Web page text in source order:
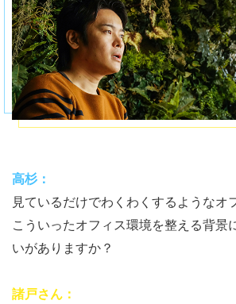
高杉：
見ているだけでわくわくするようなオ
こういったオフィス環境を整える背景
いがありますか？
諸戸さん：